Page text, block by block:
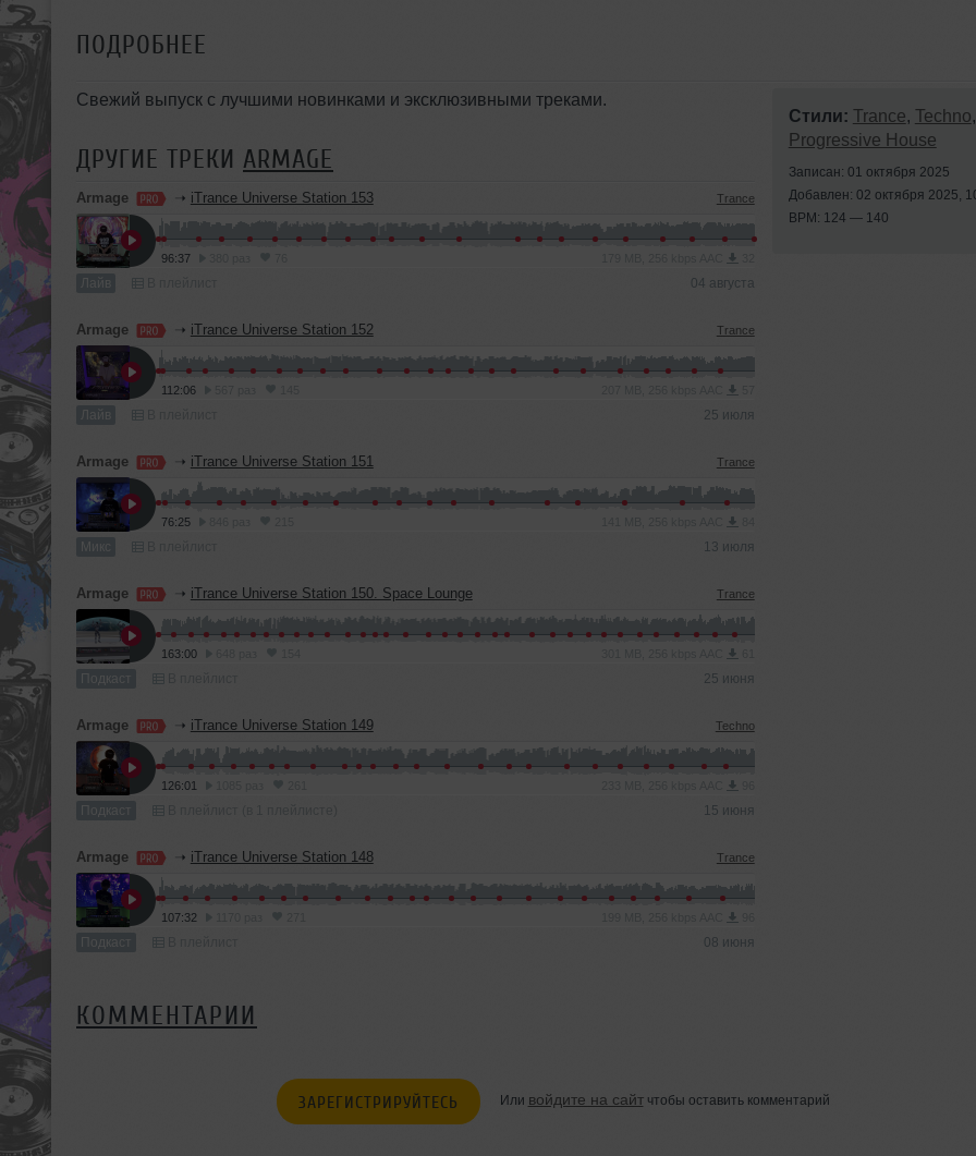
ПОДРОБНЕЕ
Свежий выпуск с лучшими новинками и эксклюзивными треками.
ДРУГИЕ ТРЕКИ ARMAGE
Armage ➝ iTrance Universe Station 153 Trance
96:37
Лайв 04 августа
Armage ➝ iTrance Universe Station 152 Trance
112:06
Лайв 25 июля
Armage ➝ iTrance Universe Station 151 Trance
76:25
Микс 13 июля
Armage ➝ iTrance Universe Station 150. Space Lounge Trance
163:00
Подкаст 25 июня
Armage ➝ iTrance Universe Station 149 Techno
126:01
Подкаст 15 июня
Armage ➝ iTrance Universe Station 148 Trance
107:32
Подкаст 08 июня
Стили: Trance, Techno,
Progressive House
Записан: 01 октября 2025
Добавлен: 02 октября 2025,
BPM: 124 — 140
КОММЕНТАРИИ
ЗАРЕГИСТРИРУЙТЕСЬ Или войдите на сайтчтобы оставить комментарий